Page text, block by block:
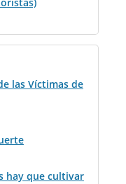
las Víctimas de
hay que cultivar